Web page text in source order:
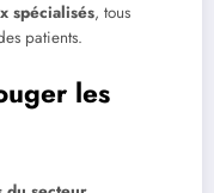
spécialisés, tous
patients.
les